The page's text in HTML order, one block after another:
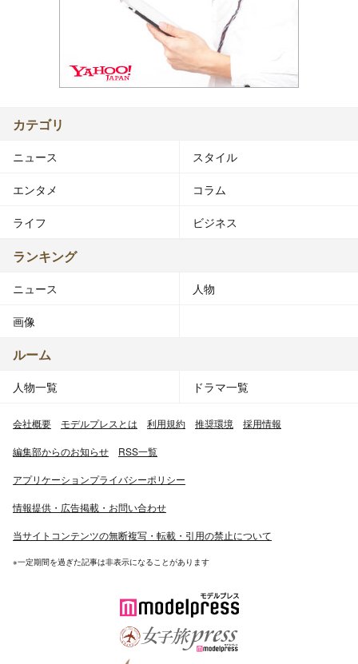
カテゴリ
ニュース スタイル
エンタメ コラム
ライフ ビジネス
ランキング
ニュース 人物
画像
ルーム
人物一覧 ドラマ一覧
会社概要 モデルプレスとは 利用規約 推奨環境 採用情報
編集部からのお知らせ RSS一覧
アプリケーションプライバシーポリシー
情報提供・広告掲載・お問い合わせ
当サイトコンテンツの無断複写・転載・引用の禁止について
※一定期間を過ぎた記事は非表示になることがあります